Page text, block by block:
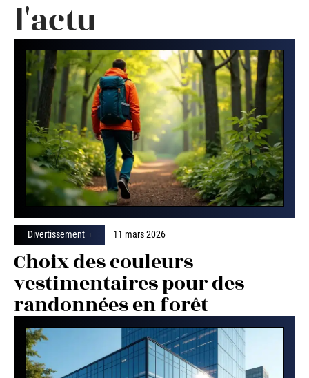
l'actu
Divertissement 11 mars 2026
Choix des couleurs
vestimentaires pour des
randonnées en forêt